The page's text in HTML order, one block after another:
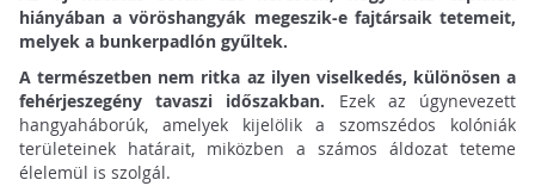
hiányában a vöröshangyák megeszik-e fajtársaik tetemeit,
melyek a bunkerpadlón gyűltek.
A természetben nem ritka az ilyen viselkedés, különösen a
fehérjeszegény tavaszi időszakban. Ezek az úgynevezett
hangyaháborúk, amelyek kijelölik a szomszédos kolóniák
területeinek határait, miközben a számos áldozat teteme
élelemül is szolgál.